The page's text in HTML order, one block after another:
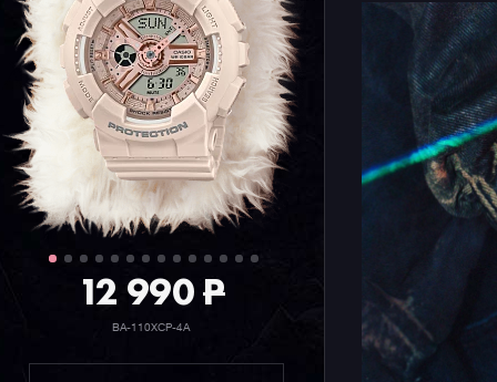
12 990P
BA-110XCP-4A
функцию